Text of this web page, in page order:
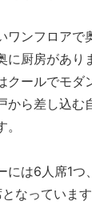
ワンフロアで
に厨房があり
クールでモダ
から差し込む
には6人席1つ
なっています